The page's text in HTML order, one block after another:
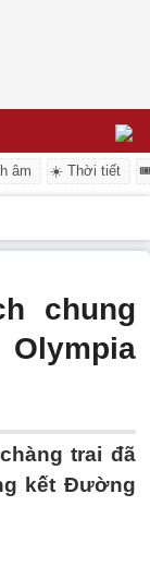
âm ☀️ Thời tiết
chung
trai đã
kết Đường